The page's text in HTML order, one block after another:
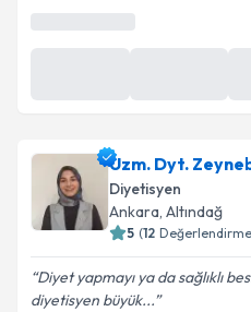
Uzm. Dyt. Zeyneb
Diyetisyen
Ankara, Altındağ
5 (12
Diyet yapmayı ya da sağlıklı
diyetisyen büyük...